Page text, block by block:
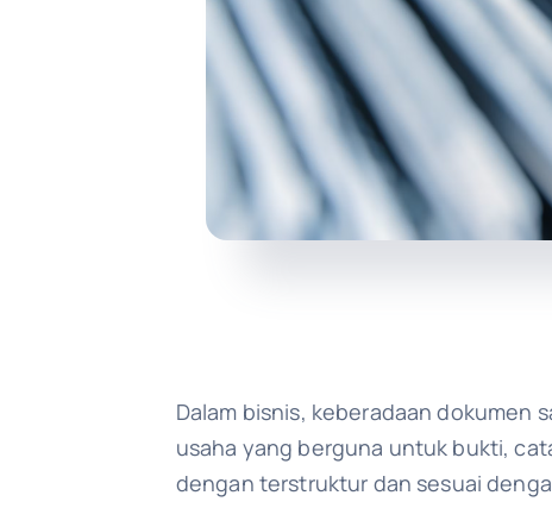
Dalam bisnis, keberadaan dokumen
usaha yang berguna untuk bukti,
dengan terstruktur dan sesuai